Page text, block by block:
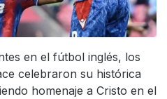
en el fútbol inglés, los
celebraron su histórica
homenaje a Cristo en el